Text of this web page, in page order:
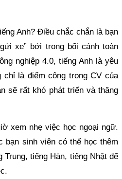
Anh? Điều chắc chắn là bạn
xe” bởi trong bối cảnh toàn
nghiệp 4.0, tiếng Anh là yêu
chỉ là điểm cộng trong CV của
sẽ rất khó phát triển và thăng
xem nhẹ việc học ngoại ngữ.
bạn sinh viên có thể học thêm
Trung, tiếng Hàn, tiếng Nhật để